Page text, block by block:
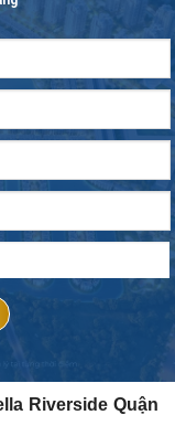
Riverside Quận